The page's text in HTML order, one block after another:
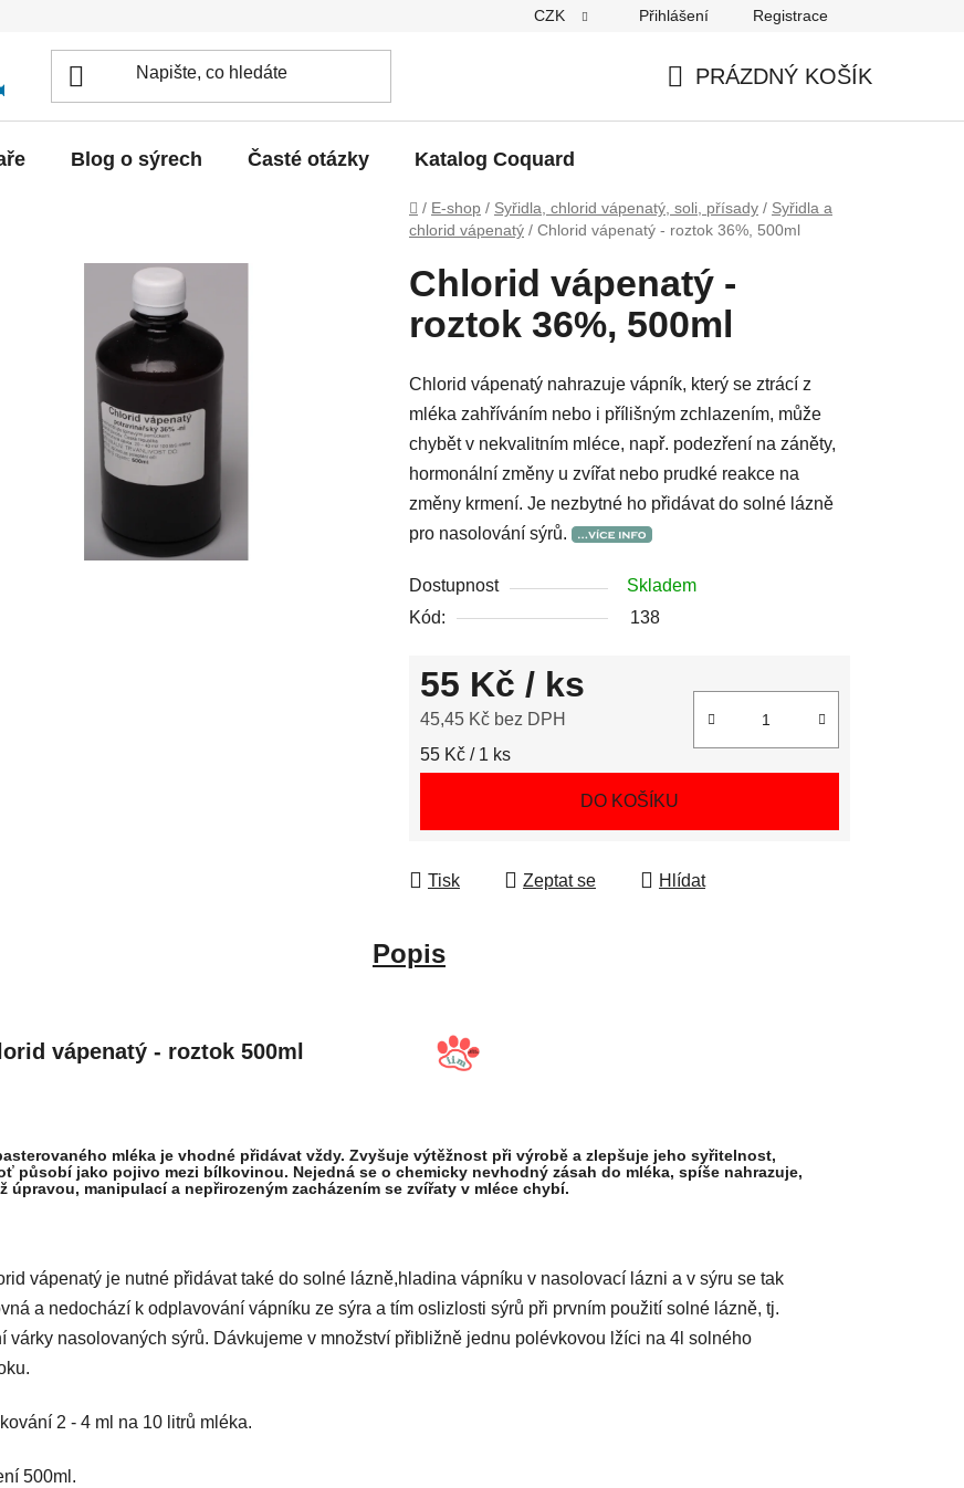
CZK Přihlášení Registrace
PRÁZDNÝ KOŠÍK
Blog o sýrech Časté otázky Katalog Coquard
Domů
/ E-shop / Syřidla, chlorid vápenatý, soli, přísady / Syřidla a
chlorid vápenatý / Chlorid vápenatý - roztok 36%, 500ml
Chlorid vápenatý -
roztok 36%, 500ml
Chlorid vápenatý nahrazuje vápník, který se ztrácí z
mléka zahříváním nebo i přílišným zchlazením, může
chybět v nekvalitním mléce, např. podezření na záněty,
hormonální změny u zvířat nebo prudké reakce na
změny krmení. Je nezbytné ho přidávat do solné lázně
pro nasolování sýrů.
Dostupnost
Skladem
Kód:
138
55 Kč / ks
45,45 Kč bez DPH
Měrná cena:
55 Kč / 1 ks
DO KOŠÍKU
Tisk Zeptat se Hlídat
Popis
vápenatý - roztok 500ml
mléka je vhodné přidávat vždy. Zvyšuje výtěžnost při výrobě a zlepšuje jeho syřitelnost,
působí jako pojivo mezi bílkovinou. Nejedná se o chemicky nevhodný zásah do mléka, spíše nahrazuje,
úpravou, manipulací a nepřirozeným zacházením se zvířaty v mléce chybí.
vápenatý je nutné přidávat také do solné lázně,hladina vápníku v nasolovací lázni a v sýru se tak
a nedochází k odplavování vápníku ze sýra a tím oslizlosti sýrů při prvním použití solné lázně, tj.
várky nasolovaných sýrů. Dávkujeme v množství přibližně jednu polévkovou lžíci na 4l solného
2 - 4 ml na 10 litrů mléka.
500ml.